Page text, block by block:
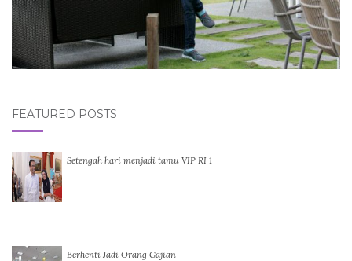
FEATURED POSTS
Setengah hari menjadi tamu VIP RI 1
Berhenti Jadi Orang Gajian